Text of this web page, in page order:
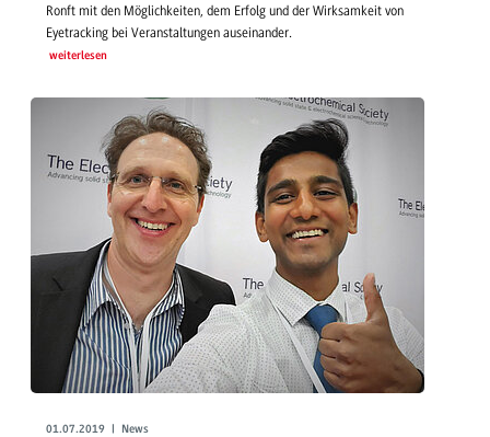
Ronft mit den Möglichkeiten, dem Erfolg und der Wirksamkeit von
Eyetracking bei Veranstaltungen auseinander.
weiterlesen
01.07.2019 | News